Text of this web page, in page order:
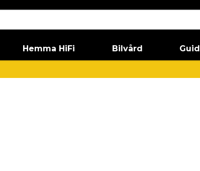
Hemma HiFi Bilvård